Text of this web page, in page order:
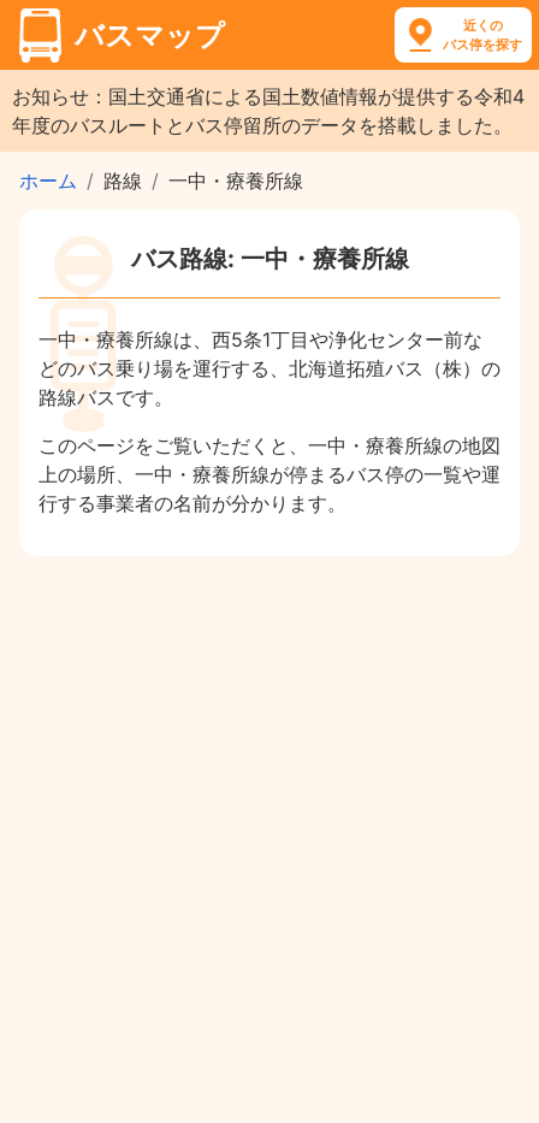
バスマップ
近くの
バス停を探す
お知らせ：国土交通省による国土数値情報が提供する令和4
年度のバスルートとバス停留所のデータを搭載しました。
ホーム 路線 一中・療養所線
バス路線: 一中・療養所線
一中・療養所線は、西5条1丁目や浄化センター前な
どのバス乗り場を運行する、北海道拓殖バス（株）の
路線バスです。
このページをご覧いただくと、一中・療養所線の地図
上の場所、一中・療養所線が停まるバス停の一覧や運
行する事業者の名前が分かります。